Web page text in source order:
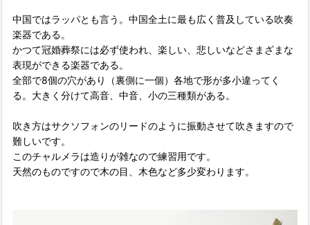
中国ではラッパとも言う。中国全土に最も広く普及している吹奏
楽器である。
かつて冠婚葬祭には必ず使われ、楽しい、悲しいなどさまざまな
表現ができる楽器である。
全部で8個の穴があり（裏側に一個）各地で形が多小違ってく
る。大きく分けて高音、中音、小の三種類がある。
吹き方はサクソフォンのリードのように振動させて吹きますので
難しいです。
このチャルメラは造りが雑なので練習用です。
天然のものですので木の目、木色など多少変わります。